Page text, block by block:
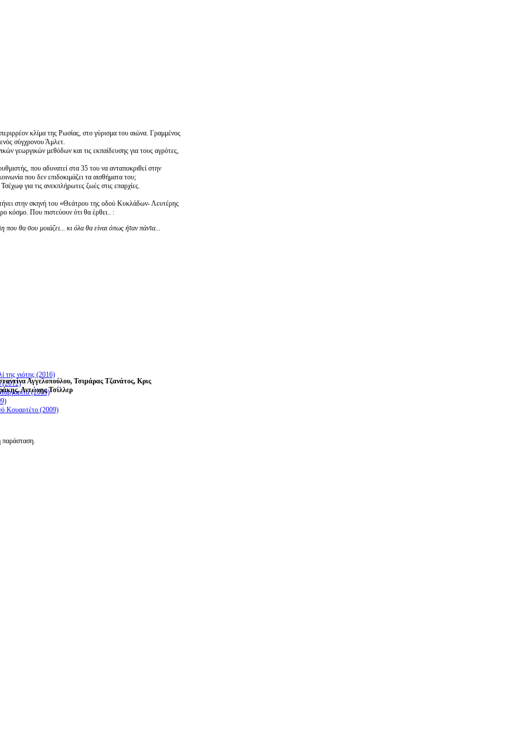
της νιότης (2016)
(2012)
(2009)
Κουαρτέτο (2009)
κλίμα της Ρωσίας, στο γύρισμα του αιώνα. Γραμμένος
σύγχρονου Άμλετ.
γεωργικών μεθόδων και τις εκπαίδευσης για τους αγρότες,
που αδυνατεί στα 35 του να ανταποκριθεί στην
που δεν επιδοκιμάζει τα αισθήματα του;
για τις ανεκπλήρωτες ζωές στις επαρχίες.
στην σκηνή του «Θεάτρου της οδού Κυκλάδων- Λευτέρης
κόσμο. Που πιστεύουν ότι θα έρθει.. :
που θα σου μοιάζει... κι όλα θα είναι όπως ήταν πάντα...
Αγγελοπούλου, Τσιμάρας Τζανάτος, Κρις
Αντώνης Τσίλλερ
παράσταση.